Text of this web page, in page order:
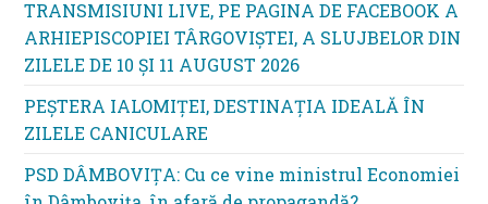
TRANSMISIUNI LIVE, PE PAGINA DE FACEBOOK A
ARHIEPISCOPIEI TÂRGOVIȘTEI, A SLUJBELOR DIN
ZILELE DE 10 ȘI 11 AUGUST 2026
PEȘTERA IALOMIȚEI, DESTINAȚIA IDEALĂ ÎN
ZILELE CANICULARE
PSD DÂMBOVIȚA: Cu ce vine ministrul Economiei